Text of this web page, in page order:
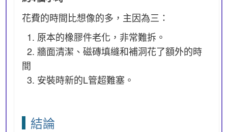
花費的時間比想像的多，主因為三：
1. 原本的橡膠件老化，非常難拆。
2. 牆面清潔、磁磚填縫和補洞花了額外的時
間
3. 安裝時新的L管超難塞。
結論